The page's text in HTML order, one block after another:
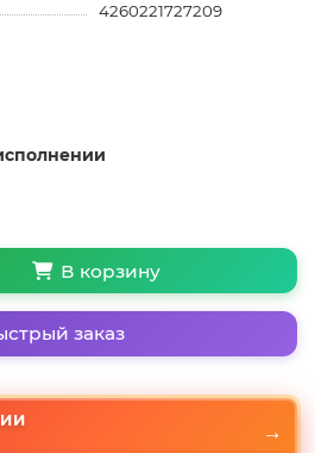
4260221727209
В корзину
заказ
→